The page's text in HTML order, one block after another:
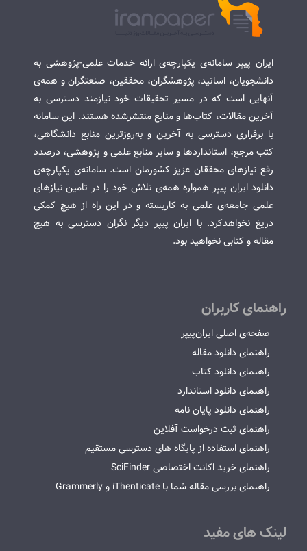
ایران پیپر سامانه‌ی یکپارچه‌ی ارائه خدمات علمی-پژوهشی به
دانشجویان، اساتید، پژوهشگران، محققین، صنعتگران و همه‌ی
آنهایی است که در مسیر تحقیقات خود نیازمند دسترسی به
آخرین مقالات، کتاب‌ها و منابع منتشرشده هستند. این سامانه
با برقراری دسترسی به آخرین و به‌روزترین منابع دانشگاهی،
کتب مرجع، استانداردها و سایر منابع علمی و پژوهشی، درصدد
رفع نیازهای محققان عزیز کشورمان است. سامانه‌ی یکپارچه‌ی
دانلود ایران پیپر همواره همه‌ی تلاش خود را در تامین نیازهای
علمی جامعه‌ی علمی به کاربسته و در این راه از هیچ کمکی
دریغ نخواهدکرد. با ایران پیپر دیگر نگران دسترسی به هیچ
مقاله و کتابی نخواهید بود.
راهنمای کاربران
صفحه‌ی اصلی ایران‌پیپر
راهنمای دانلود مقاله
راهنمای دانلود کتاب
راهنمای دانلود استاندارد
راهنمای دانلود پایان نامه
راهنمای ثبت درخواست آفلاین
راهنمای استفاده از پایگاه های دسترسی مستقیم
راهنمای خرید اکانت اختصاصی SciFinder
راهنمای بررسی مقاله شما با iThenticate و Grammerly
لینک های مفید